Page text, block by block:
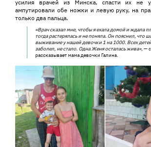
усилия врачей из Минска, спасти их не
ампутировали обе ножки и левую руку, на
только два пальца.
«Врач сказал мне, чтобы я ехала домой и ждала
тогда растерялась и не поняла. Он пояснил, что
выживание у нашей девочки 1 на 1000. Всех
заболел, не стало. Одна Женя осталась жива», —
рассказывает мама девочки Галина.